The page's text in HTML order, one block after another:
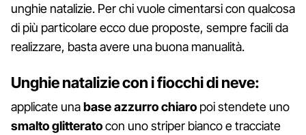
unghie natalizie. Per chi vuole cimentarsi con qualcosa
di più particolare ecco due proposte, sempre facili da
realizzare, basta avere una buona manualità.
Unghie natalizie con i fiocchi di neve:
applicate unabase azzurro chiaro poi stendete uno
smalto glitteratocon uno striper bianco e tracciate